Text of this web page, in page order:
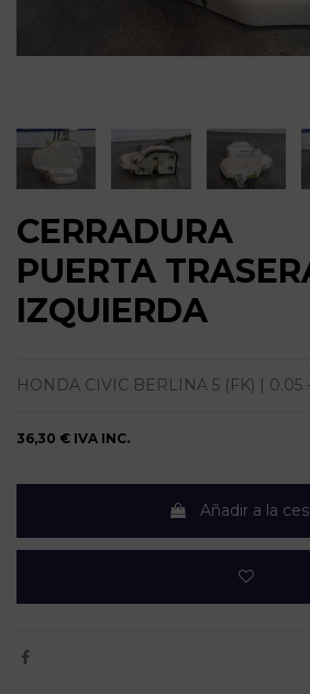
CERRADURA
PUERTA
IZQUIERDA
HONDA CIVIC BERLINA 5 (FK) | 0.05
36,30 € IVA INC.
Añadir a la